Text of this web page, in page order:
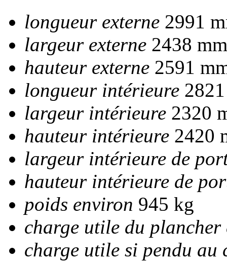
longueur externe 2991
largeur externe 2438 mm
hauteur externe 2591
longueur intérieure
largeur intérieure 2320
hauteur intérieure 2420
largeur intérieure de
hauteur intérieure de
poids environ 945 kg
charge utile du plancher
charge utile si pendu au